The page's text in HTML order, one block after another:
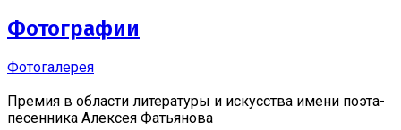
Фотографии
Фотогалерея
Премия в области литературы и искусства имени поэта-
песенника Алексея Фатьянова